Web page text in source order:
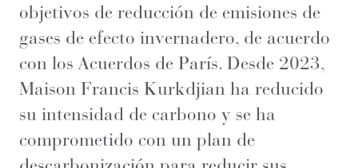
objetivos de reducción de emisiones de
gases de efecto invernadero, de acuerdo
con los Acuerdos de París. Desde 2023,
Maison Francis Kurkdjian ha reducido
su intensidad de carbono y se ha
comprometido con un plan de